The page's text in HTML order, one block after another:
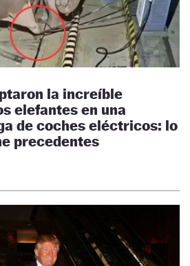
la increíble
elefantes en una
de coches eléctricos: lo
precedentes